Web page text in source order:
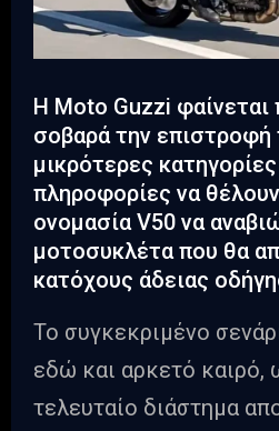
Η Moto Guzzi φαίνεται
σοβαρά την επιστροφή
μικρότερες
πληροφορίες να
ονομασία V50 να
μοτοσυκλέτα που θα
κατόχους άδειας
Το συγκεκριμένο
εδώ και αρκετό καιρό,
τελευταίο διάστημα